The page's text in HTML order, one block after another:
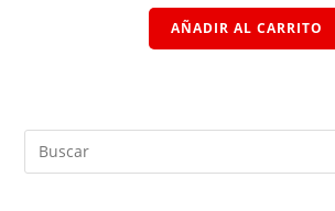
AÑADIR AL CARRITO